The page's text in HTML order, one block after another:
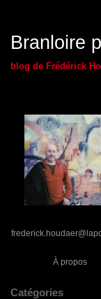
Branloire
blog de Frédérick
À propos
Catégories